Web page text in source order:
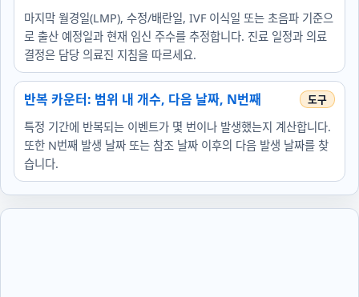
마지막 월경일(LMP), 수정/배란일, IVF 이식일 또는 초음파 기준으
로 출산 예정일과 현재 임신 주수를 추정합니다. 진료 일정과 의료
결정은 담당 의료진 지침을 따르세요.
반복 카운터: 범위 내 개수, 다음 날짜, N번째
특정 기간에 반복되는 이벤트가 몇 번이나 발생했는지 계산합니다.
또한 N번째 발생 날짜 또는 참조 날짜 이후의 다음 발생 날짜를 찾
습니다.